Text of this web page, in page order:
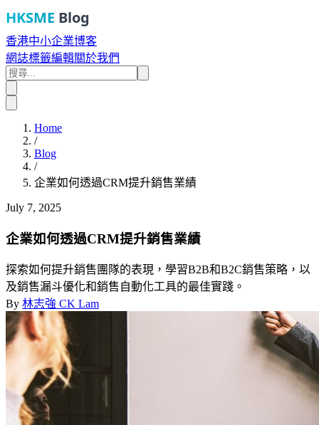
HKSME Blog
香港中小企業博客
網誌標籤編輯關於我們
Home
/
Blog
/
企業如何透過CRM提升銷售業績
July 7, 2025
企業如何透過CRM提升銷售業績
探索如何提升銷售團隊的表現，學習B2B和B2C銷售策略，以
及銷售漏斗優化和銷售自動化工具的最佳實踐。
By 林志強 CK Lam